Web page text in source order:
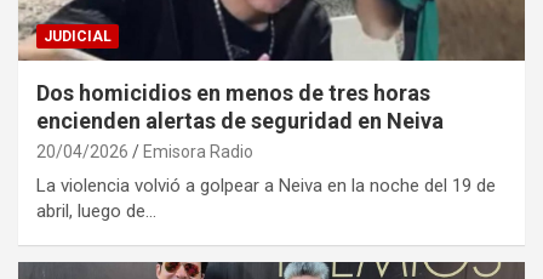
JUDICIAL
Dos homicidios en menos de tres horas
encienden alertas de seguridad en Neiva
20/04/2026 Emisora Radio
La violencia volvió a golpear a Neiva en la noche del 19 de
abril, luego de…